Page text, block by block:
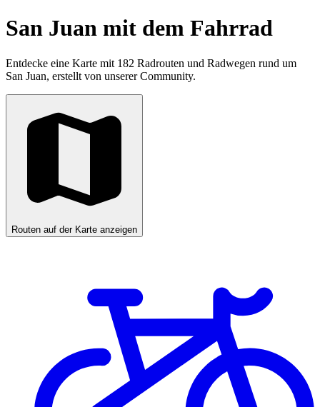
San Juan mit dem Fahrrad
Entdecke eine Karte mit 182 Radrouten und Radwegen rund um
San Juan, erstellt von unserer Community.
Routen auf der Karte anzeigen